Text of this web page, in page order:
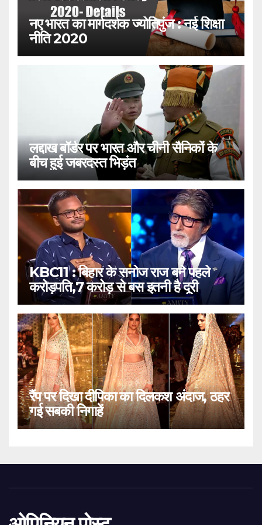
नए भारत का मार्गदर्शक ज्योतिपुंज : नई शिक्षा
नीति 2020
लद्दाख बॉर्डर पर भारत और चीनी सैनिकों के
बीच हुई जबरदस्त भिड़ंत
KBC11 : बिहार के सनोज राज बने पहले
करोड़पति,7 करोड़ से बस इतनी है दूरी
रैंप पर दिखा दीपिका का दिलकश अंदाज, ठहर
गई सबकी निगाहें